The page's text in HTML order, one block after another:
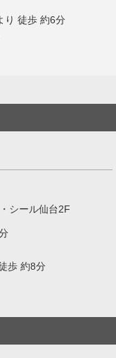
り 徒歩 約6分
シール仙台2F
歩 約8分